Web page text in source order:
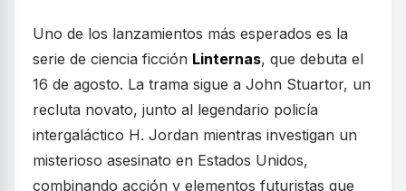
Uno de los lanzamientos más esperados es la
serie de ciencia ficción Linternas, que debuta el
16 de agosto. La trama sigue a John Stuartor, un
recluta novato, junto al legendario policía
intergaláctico H. Jordan mientras investigan un
misterioso asesinato en Estados Unidos,
combinando acción y elementos futuristas que